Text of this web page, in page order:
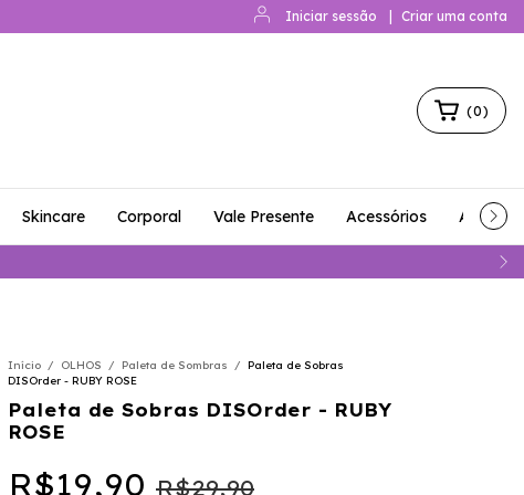
Iniciar sessão Criar uma conta
(0)
Skincare Corporal Vale Presente Acessórios
Início / OLHOS / Paleta de Sombras / Paleta de Sobras
DISOrder - RUBY ROSE
Paleta de Sobras DISOrder - RUBY
ROSE
R$19,90 R$29,90